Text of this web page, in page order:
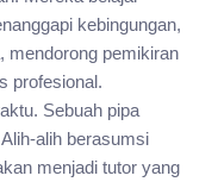
kebingungan,
mendorong pemikiran
profesional.
Sebuah pipa
alih berasumsi
menjadi tutor yang